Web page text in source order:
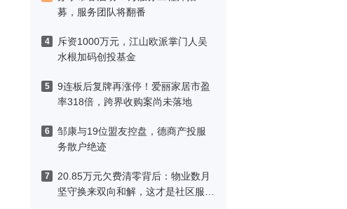
募，服务团队将翻番
4
斥资1000万元，江山欧派掌门人吴
水根加码创投基金
5
9连板后复牌再涨停！爱丽家居市盈
率318倍，跨界收购案尚未落地
6
邹康与19位盟友控盘，德商产投服
务散户绝迹
7
20.85万元欠费清零背后：物业数月
坚守换来双向和解，这才是社区服务